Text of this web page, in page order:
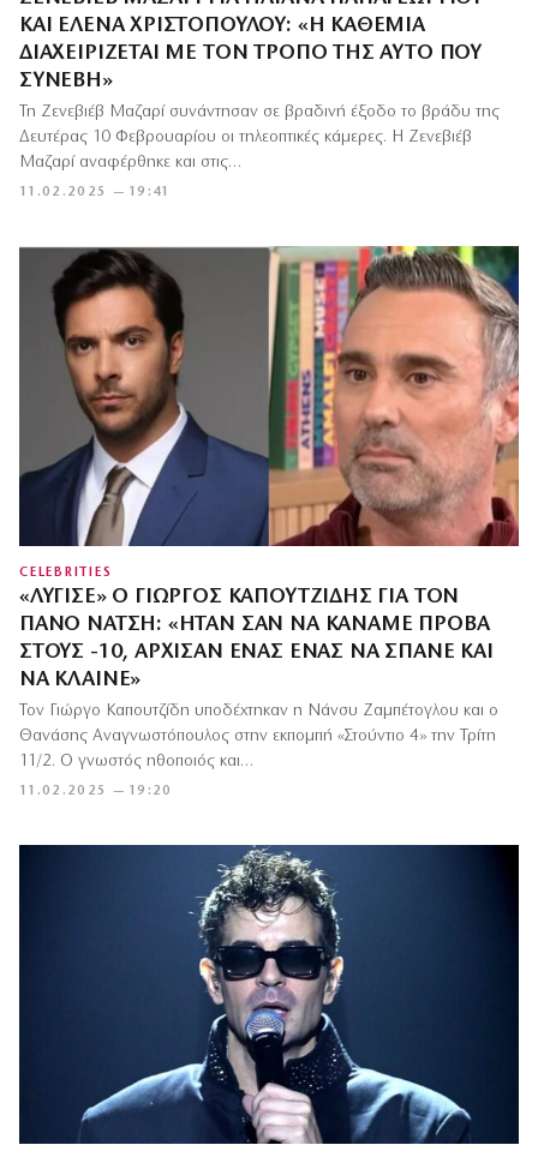
ΚΑΙ ΈΛΕΝΑ ΧΡΙΣΤΟΠΟΎΛΟΥ: «Η ΚΑΘΕΜΙΆ
ΔΙΑΧΕΙΡΊΖΕΤΑΙ ΜΕ ΤΟΝ ΤΡΌΠΟ ΤΗΣ ΑΥΤΌ ΠΟΥ
ΣΥΝΈΒΗ»
11.02.2025 — 19:41
Τη Ζενεβιέβ Μαζαρί συνάντησαν σε βραδινή έξοδο το βράδυ της
Δευτέρας 10 Φεβρουαρίου οι τηλεοπτικές κάμερες. Η Ζενεβιέβ
Μαζαρί αναφέρθηκε και στις…
CELEBRITIES
«ΛΎΓΙΣΕ» Ο ΓΙΏΡΓΟΣ ΚΑΠΟΥΤΖΊΔΗΣ ΓΙΑ ΤΟΝ
ΠΆΝΟ ΝΆΤΣΗ: «ΉΤΑΝ ΣΑΝ ΝΑ ΚΆΝΑΜΕ ΠΡΌΒΑ
ΣΤΟΥΣ -10, ΆΡΧΙΣΑΝ ΈΝΑΣ ΈΝΑΣ ΝΑ ΣΠΆΝΕ ΚΑΙ
ΝΑ ΚΛΑΊΝΕ»
11.02.2025 — 19:20
Τον Γιώργο Καπουτζίδη υποδέχτηκαν η Νάνσυ Ζαμπέτογλου και ο
Θανάσης Αναγνωστόπουλος στην εκπομπή «Στούντιο 4» την Τρίτη
11/2. Ο γνωστός ηθοποιός και…